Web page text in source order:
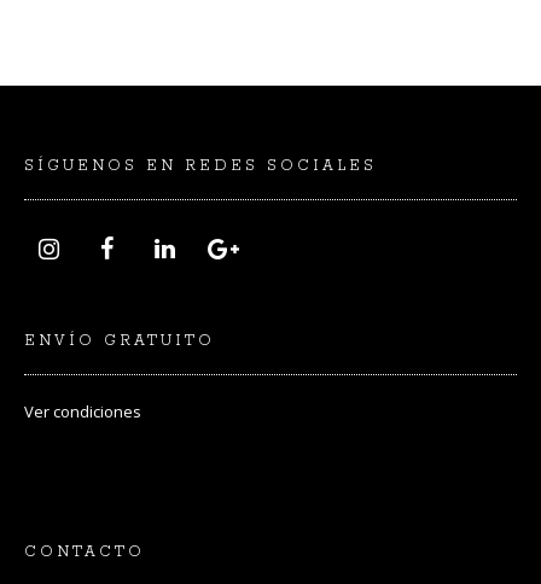
SÍGUENOS EN REDES SOCIALES
ENVÍO GRATUITO
Vercondiciones
CONTACTO